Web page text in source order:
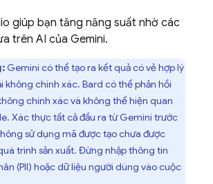
giúp bạn tăng năng suất nhờ các
trên AI của Gemini.
Gemini có thể tạo ra kết quả có vẻ hợp lý
không chính xác. Bard có thể phản hồi
chính xác và không thể hiện quan
Xác thực tất cả đầu ra từ Gemini trước
sử dụng mã được tạo chưa được
trình sản xuất. Đừng nhập thông tin
(PII) hoặc dữ liệu người dùng vào cuộc